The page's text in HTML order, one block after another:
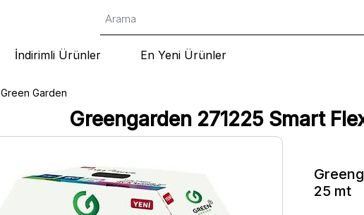
İndirimli Ürünler En Yeni Ürünler
Greengarden 271225 Smart
Green Garden
25 mt